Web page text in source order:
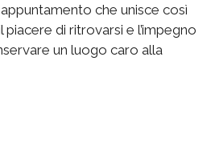
che unisce così
di ritrovarsi e l’impegno
un luogo caro alla